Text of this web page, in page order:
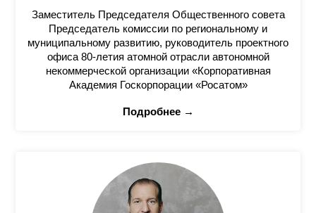
Заместитель Председателя Общественного совета
Председатель комиссии по региональному и
муниципальному развитию, руководитель проектного
офиса 80-летия атомной отрасли автономной
некоммерческой организации «Корпоративная
Академия Госкорпорации «Росатом»
Подробнее →